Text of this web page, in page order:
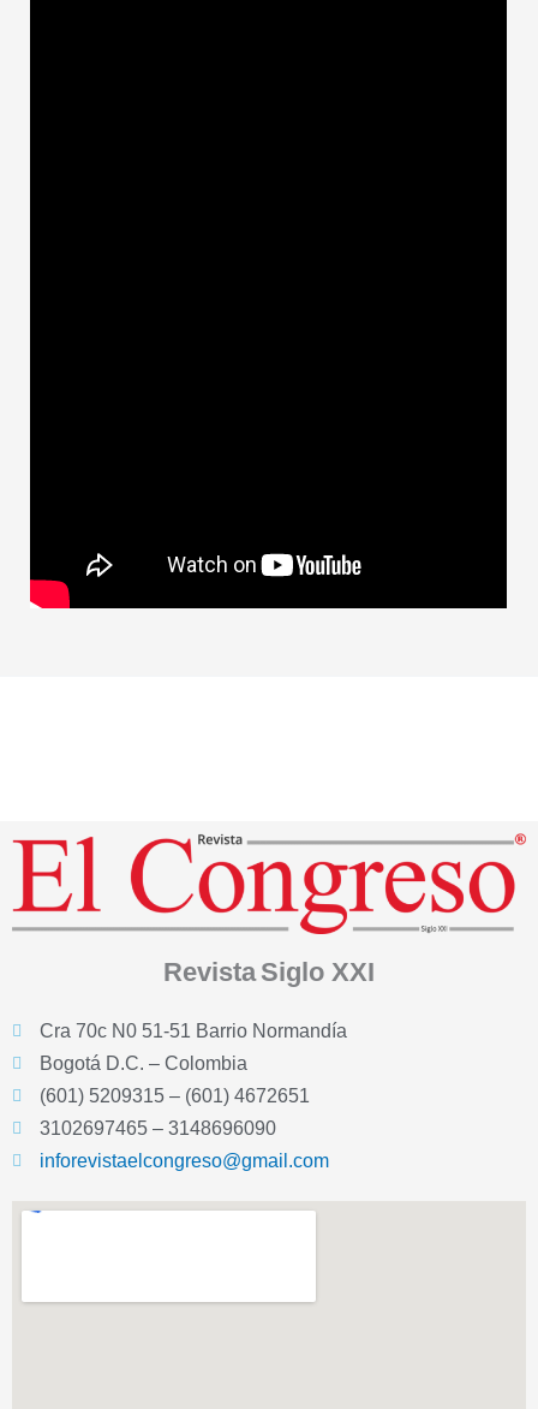
Revista Siglo XXI
Cra 70c N0 51-51 Barrio Normandía
Bogotá D.C. – Colombia
(601) 5209315 – (601) 4672651
3102697465 – 3148696090
inforevistaelcongreso@gmail.com